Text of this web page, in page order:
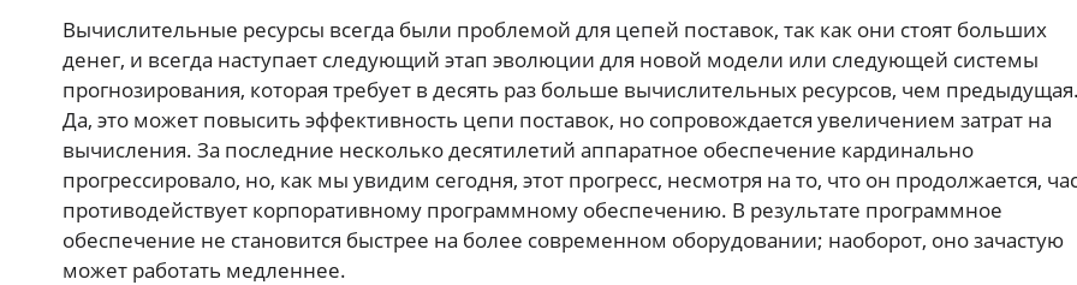
Вычислительные ресурсы всегда были проблемой для цепей поставок, так как они стоят больших
денег, и всегда наступает следующий этап эволюции для новой модели или следующей системы
прогнозирования, которая требует в десять раз больше вычислительных ресурсов, чем
Да, это может повысить эффективность цепи поставок, но сопровождается увеличением затрат на
вычисления. За последние несколько десятилетий аппаратное обеспечение кардинально
прогрессировало, но, как мы увидим сегодня, этот прогресс, несмотря на то, что он продолжается,
противодействует корпоративному программному обеспечению. В результате программное
обеспечение не становится быстрее на более современном оборудовании; наоборот, оно зачастую
может работать медленнее.